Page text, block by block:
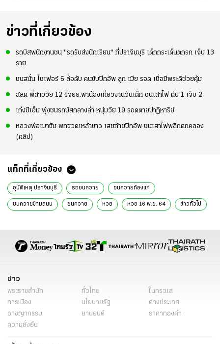
ข่าวที่เกี่ยวข้อง
รถบัสพนักงานชน "รถรับส่งนักเรียน" ที่ปราจีนบุรี เด็กกระเด็นตกรถ เจ็บ 13
ราย
ชนสนั่น โชเฟอร์ 6 ล้อดับ คนขับปิกอัพ ลูก เมีย รอด เชื่อมีพระดีช่วยคุ้ม
สลด พี่สาววัย 12 ขี่จยย.พาน้องเที่ยวงานวันเด็ก ชนเสาไฟ ดับ 1 เจ็บ 2
เก๋งบีเอ็ม พุ่งชนรถบัสกลางลำ หนุ่มวัย 19 รอดตายปาฏิหาริย์
หลวงพ่อเมาขับ พกขวดเหล้าขาว เสยท้ายปิกอัพ ชนเสาไฟพลิกตกคลอง
(คลิป)
แท็กที่เกี่ยวข้อง
อุบัติเหตุ ปราจีนบุรี รถชนควาย ชนควายท้องแก่
ชนควายข้ามถนน ชนควาย หวย หวย 16 พ.ย. 64 ข่าวทั่วไป
ข่าว
พระราชสำนัก ทั่วไทย
ในกระแส
การเมือง
นโยบายรัฐ
ต่างประเทศ
อาชญากรรม
ยานยนต์
ราคาทองคำ
ความยั่งยืน